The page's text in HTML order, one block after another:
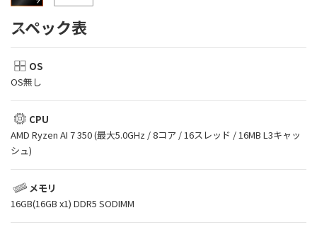
スペック表
OS
OS無し
CPU
AMD Ryzen AI 7 350 (最大5.0GHz / 8コア / 16スレッド / 16MB L3キャッ
シュ)
メモリ
16GB(16GB x1) DDR5 SODIMM